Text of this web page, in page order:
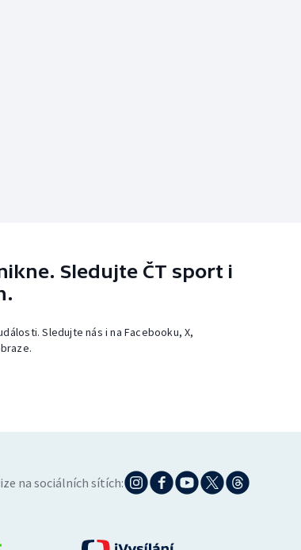
Sledujte ČT sport i
Sledujte nás i na Facebooku, X,
na sociálních sítích: